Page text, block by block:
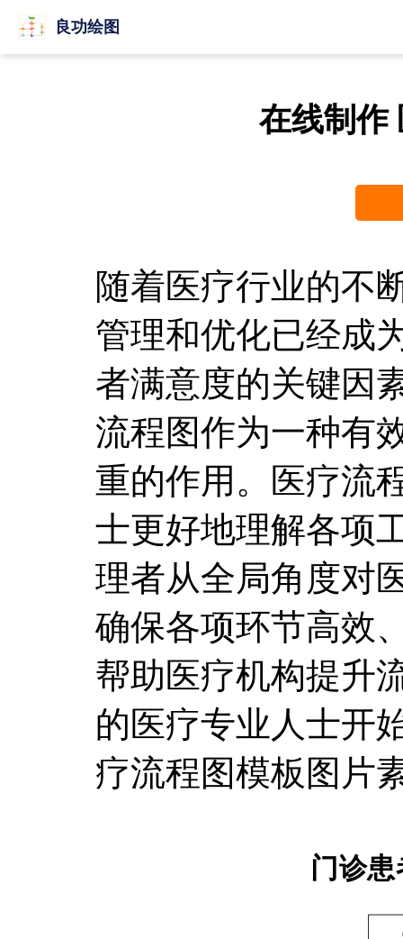
良功绘图
在线制作
随着医疗行业的不
管理和优化已经成
者满意度的关键因
流程图作为一种有
重的作用。医疗流
士更好地理解各项
理者从全局角度对
确保各项环节高效
帮助医疗机构提升
的医疗专业人士开
疗流程图模板图片